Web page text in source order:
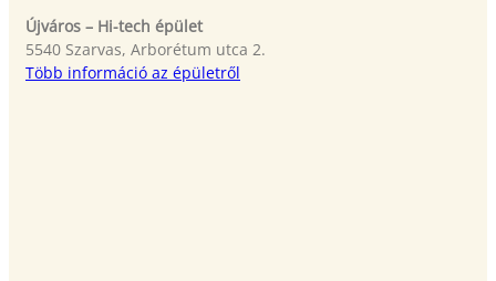
Újváros – Hi-tech épület
5540 Szarvas, Arborétum utca 2.
Több információ az épületről